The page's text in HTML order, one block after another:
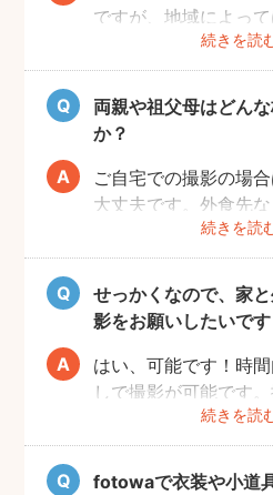
続きを読
ですが、地域によっ
ます。あくまでも目
前後でご家族のご都
いするのがおすすめ
両親や祖父母はどん
か？
続きを読
ご自宅での撮影の場
大丈夫です。外食先
正装が良いでしょう
が和装であればご家
とが必要になります
服装を決めておくこと
せっかくなので、家
影をお願いしたいです
続きを読
はい、可能です！時
しで撮影が可能です
させるために、事前
ァーにお伝えいただ
fotowaで衣装や小道